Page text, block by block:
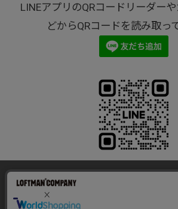
LINEアプリのQRコードリーダー
どからQRコードを読み取っ
当サイトでは利用体験の向上およびコンテ
ラフィックの分析を目的としてCookieを使
サイトの閲覧を継続された場合、Cookieの